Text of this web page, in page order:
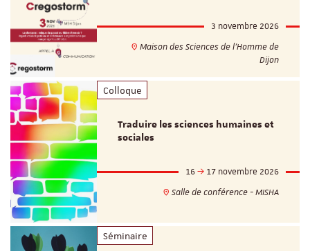
3 novembre 2026
Maison des Sciences de l'Homme de
Dijon
Colloque
Traduire les sciences humaines et
sociales
16
17 novembre 2026
Salle de conférence - MISHA
Séminaire